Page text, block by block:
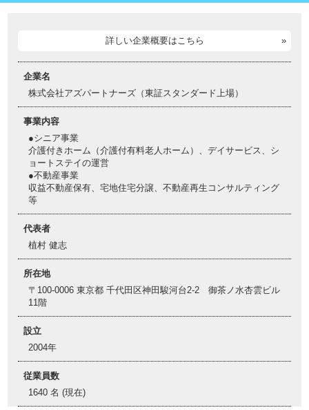
詳しい企業概要はこちら
企業名
株式会社アズパートナーズ（東証スタンダード上場）
事業内容
●シニア事業
介護付きホーム（介護付有料老人ホーム）、デイサービス、シ
ョートステイの運営
●不動産事業
収益不動産保有、宅地住宅分譲、不動産再生コンサルティング
等
代表者
植村 健志
所在地
〒100-0006 東京都 千代田区神田駿河台2-2 御茶ノ水杏雲ビル
11階
設立
2004年
従業員数
1640 名 (現在)